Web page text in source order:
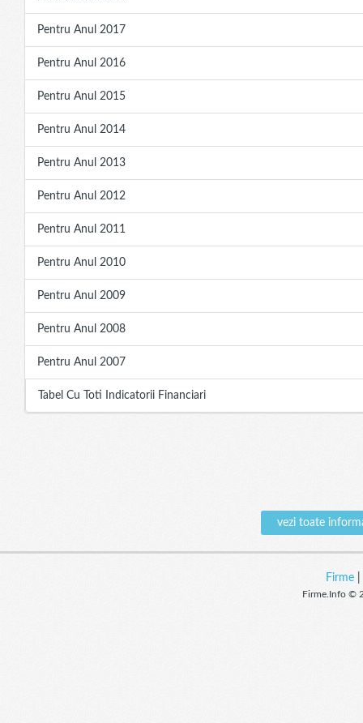
Pentru Anul 2017
Pentru Anul 2016
Pentru Anul 2015
Pentru Anul 2014
Pentru Anul 2013
Pentru Anul 2012
Pentru Anul 2011
Pentru Anul 2010
Pentru Anul 2009
Pentru Anul 2008
Pentru Anul 2007
Tabel Cu Toti Indicatorii Financiari
vezi toate
Firme|
Firme.Info ©